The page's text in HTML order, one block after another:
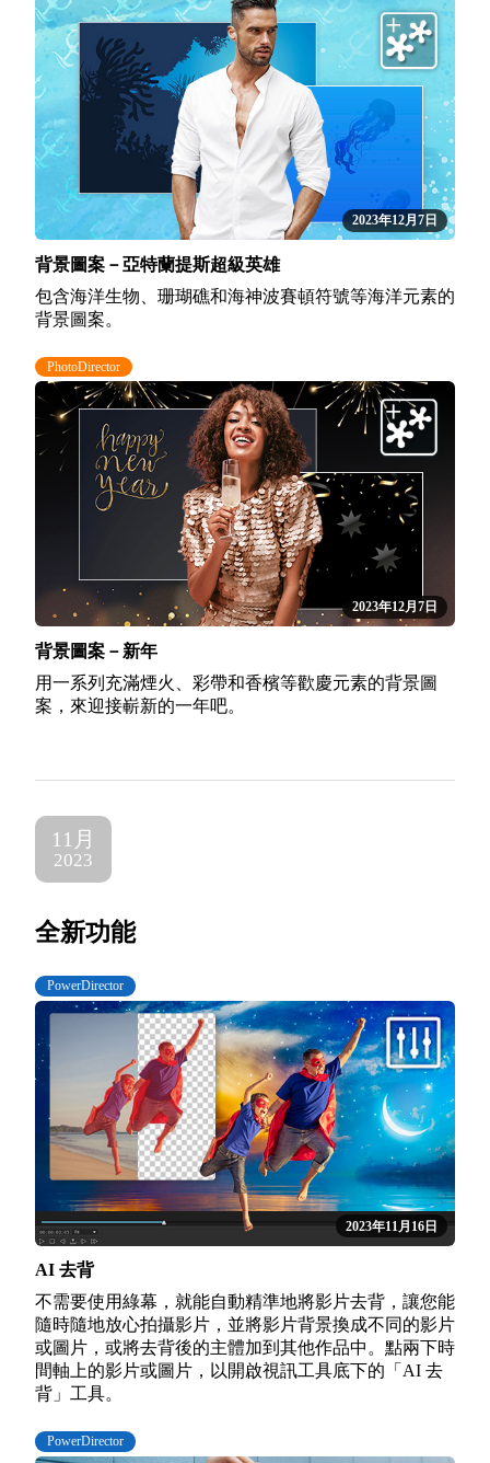
2023年12月7日
背景圖案－亞特蘭提斯超級英雄
包含海洋生物、珊瑚礁和海神波賽頓符號等海洋元素的
背景圖案。
PhotoDirector
2023年12月7日
背景圖案－新年
用一系列充滿煙火、彩帶和香檳等歡慶元素的背景圖
案，來迎接嶄新的一年吧。
11月
2023
全新功能
PowerDirector
2023年11月16日
AI 去背
不需要使用綠幕，就能自動精準地將影片去背，讓您能
隨時隨地放心拍攝影片，並將影片背景換成不同的影片
或圖片，或將去背後的主體加到其他作品中。點兩下時
間軸上的影片或圖片，以開啟視訊工具底下的「AI 去
背」工具。
PowerDirector